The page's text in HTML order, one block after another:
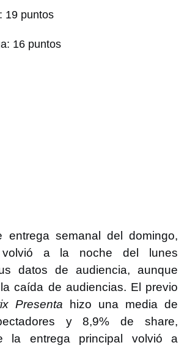
19 puntos
16 puntos
entrega semanal del domingo,
a la noche del lunes
datos de audiencia, aunque
caída de audiencias. El previo
Presenta hizo una media de
y 8,9% de share,
la entrega principal volvió a